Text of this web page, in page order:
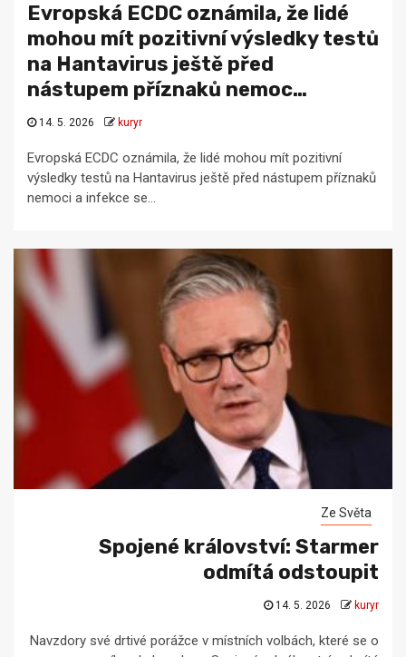
Evropská ECDC oznámila, že lidé
mohou mít pozitivní výsledky testů
na Hantavirus ještě před
nástupem příznaků nemoc…
14. 5. 2026 kuryr
Evropská ECDC oznámila, že lidé mohou mít pozitivní
výsledky testů na Hantavirus ještě před nástupem příznaků
nemoci a infekce se...
Ze Světa
Spojené království: Starmer
odmítá odstoupit
14. 5. 2026 kuryr
Navzdory své drtivé porážce v místních volbách, které se o